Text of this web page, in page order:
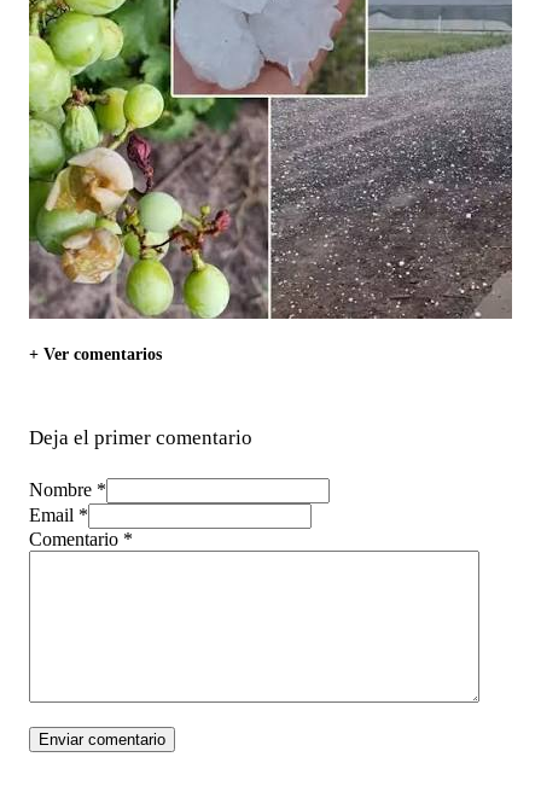
+ Ver comentarios
Deja el primer comentario
Nombre *
Email *
Comentario *